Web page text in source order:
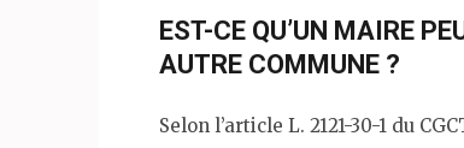
EST-CE QU’UN MAIRE
AUTRE COMMUNE ?
Selon l’article L. 2121-30-1 du